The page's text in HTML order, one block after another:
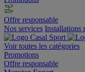
Offre responsable
Nos services Installations
Voir toutes les catégories
Promotions
Offre responsable